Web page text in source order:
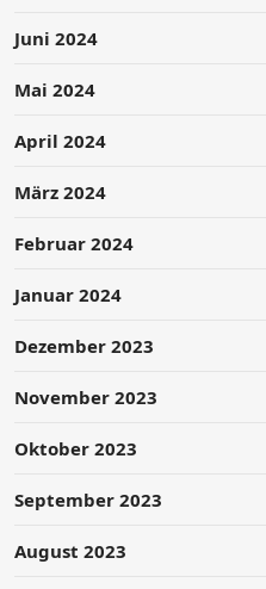
Juni 2024
Mai 2024
April 2024
März 2024
Februar 2024
Januar 2024
Dezember 2023
November 2023
Oktober 2023
September 2023
August 2023